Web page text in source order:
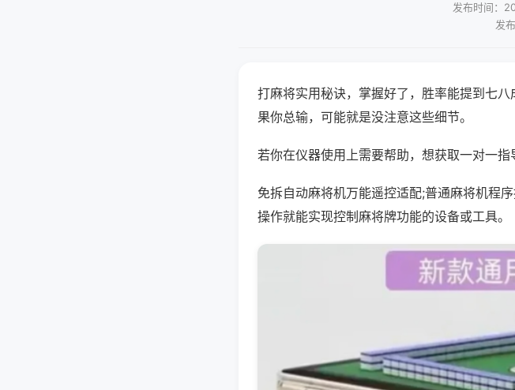
发布时间：
发
打麻将实用秘诀，掌握好了，胜率能提到七
果你总输，可能就是没注意这些细节。
若你在仪器使用上需要帮助，想获取一对一
免拆自动麻将机万能遥控适配;普通麻将机程
操作就能实现控制麻将牌功能的设备或工具。